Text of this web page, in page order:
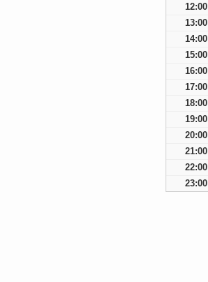
12:00
13:00
14:00
15:00
16:00
17:00
18:00
19:00
20:00
21:00
22:00
23:00